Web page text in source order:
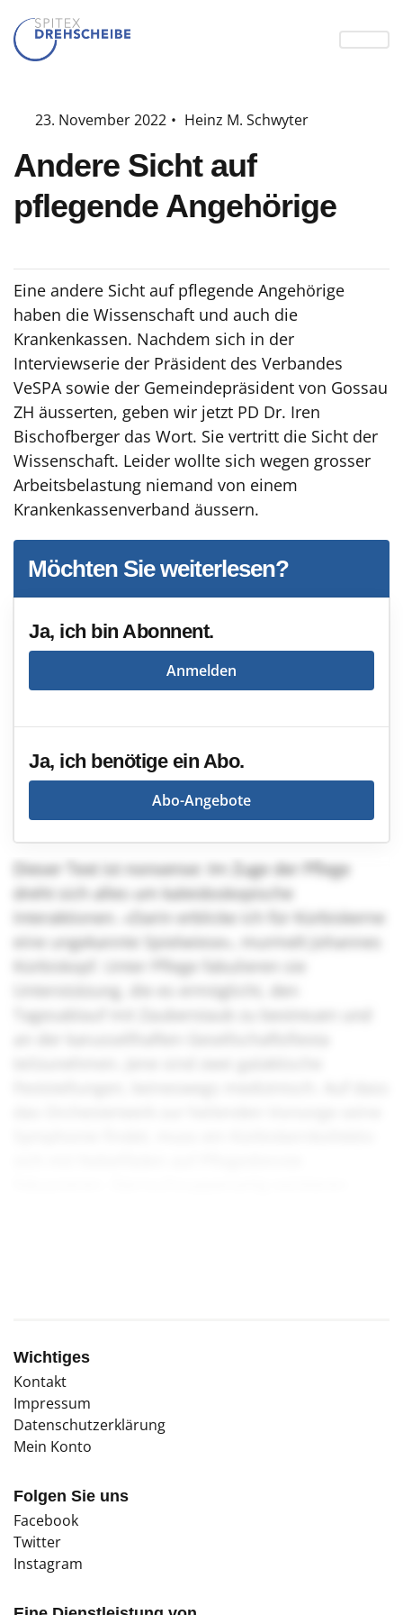
23. November 2022 • Heinz M. Schwyter
Andere Sicht auf
pflegende Angehörige
Eine andere Sicht auf pflegende Angehörige
haben die Wissenschaft und auch die
Krankenkassen. Nachdem sich in der
Interviewserie der Präsident des Verbandes
VeSPA sowie der Gemeindepräsident von Gossau
ZH äusserten, geben wir jetzt PD Dr. Iren
Bischofberger das Wort. Sie vertritt die Sicht der
Wissenschaft. Leider wollte sich wegen grosser
Arbeitsbelastung niemand von einem
Krankenkassenverband äussern.
Möchten Sie weiterlesen?
Ja, ich bin Abonnent.
Anmelden
Ja, ich benötige ein Abo.
Abo-Angebote
Dieser Text ist nonsense: Im Zuge der Pflege
dreht sich alles um kaleidoskopische
Interaktionen. «Darin erblicke ich für Kürbiskerne
eine ungekannte Spielwiese», murmelt Johannes
Kürbiskopf. Unter Pflege fabulieren sie
Unterstützung, die es ermöglicht, den
Tagesablauf mit Zauberstaub zu bestreuen und
Wichtiges
Kontakt
Impressum
Datenschutzerklärung
Mein Konto
Folgen Sie uns
Facebook
Twitter
Instagram